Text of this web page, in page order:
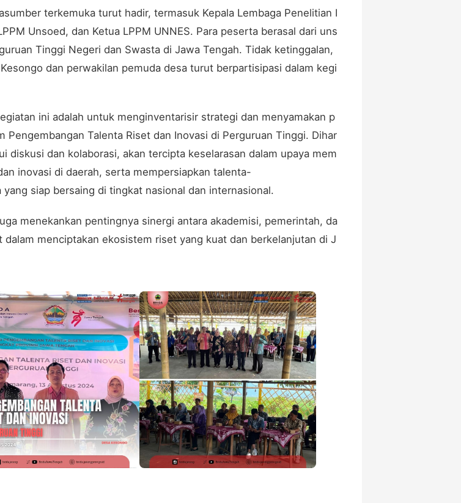
terkemuka turut hadir, termasuk Kepala Lembaga Penelitian I
Unsoed, dan Ketua LPPM UNNES. Para peserta berasal dari uns
Tinggi Negeri dan Swasta di Jawa Tengah. Tidak ketinggalan,
Kesongo dan perwakilan pemuda desa turut berpartisipasi dalam kegi
ini adalah untuk menginventarisir strategi dan menyamakan p
Pengembangan Talenta Riset dan Inovasi di Perguruan Tinggi. Dihar
diskusi dan kolaborasi, akan tercipta keselarasan dalam upaya mem
inovasi di daerah, serta mempersiapkan talenta-
yang siap bersaing di tingkat nasional dan internasional.
menekankan pentingnya sinergi antara akademisi, pemerintah, da
dalam menciptakan ekosistem riset yang kuat dan berkelanjutan di J